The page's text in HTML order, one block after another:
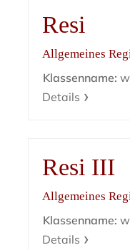
Resi
Allgemeines
Klassenname:
Details
Resi III
Allgemeines
Klassenname:
Details